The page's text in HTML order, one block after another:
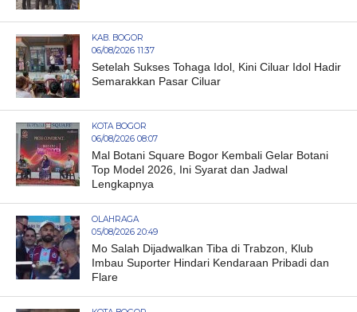
KAB. BOGOR
06/08/2026 11:37
Setelah Sukses Tohaga Idol, Kini Ciluar Idol Hadir
Semarakkan Pasar Ciluar
KOTA BOGOR
06/08/2026 08:07
Mal Botani Square Bogor Kembali Gelar Botani
Top Model 2026, Ini Syarat dan Jadwal
Lengkapnya
OLAHRAGA
05/08/2026 20:49
Mo Salah Dijadwalkan Tiba di Trabzon, Klub
Imbau Suporter Hindari Kendaraan Pribadi dan
Flare